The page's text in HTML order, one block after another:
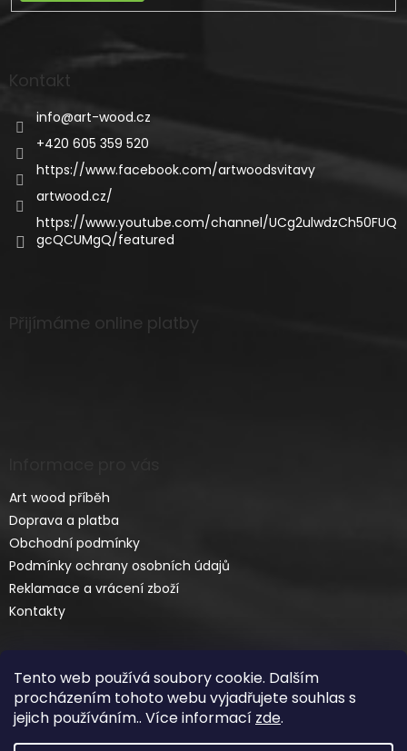
Tento web používá soubory cookie. Dalším
procházením tohoto webu vyjadřujete souhlas s
jejich používáním.. Více informací zde.
Kontakt
info@art-wood.cz
+420 605 359 520
https://www.facebook.com/artwoodsvitavy
artwood.cz/
https://www.youtube.com/channel/UCg2ulwdzCh50FUQ
gcQCUMgQ/featured
Přijímáme online platby
Art wood příběh
Doprava a platba
Obchodní podmínky
Podmínky ochrany osobních údajů
Reklamace a vrácení zboží
Kontakty